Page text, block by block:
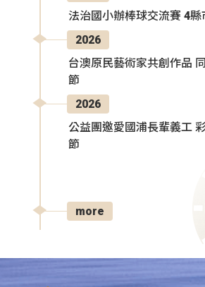
法治國小辦棒球交流賽 4
2026
台澳原民藝術家共創作品
節
2026
公益團邀愛國浦長輩義工
節
more